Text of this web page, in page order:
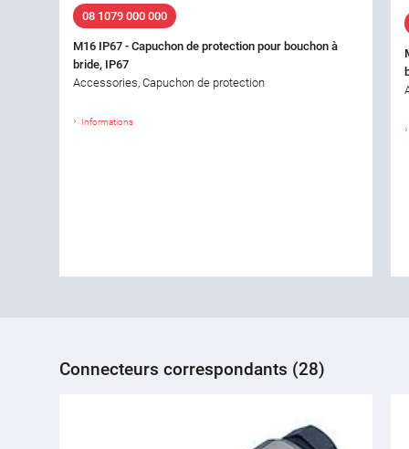
08 1079 000 000
M16 IP67 - Capuchon de protection pour bouchon à
bride, IP67
Accessories, Capuchon de protection
Informations
Connecteurs correspondants (28)